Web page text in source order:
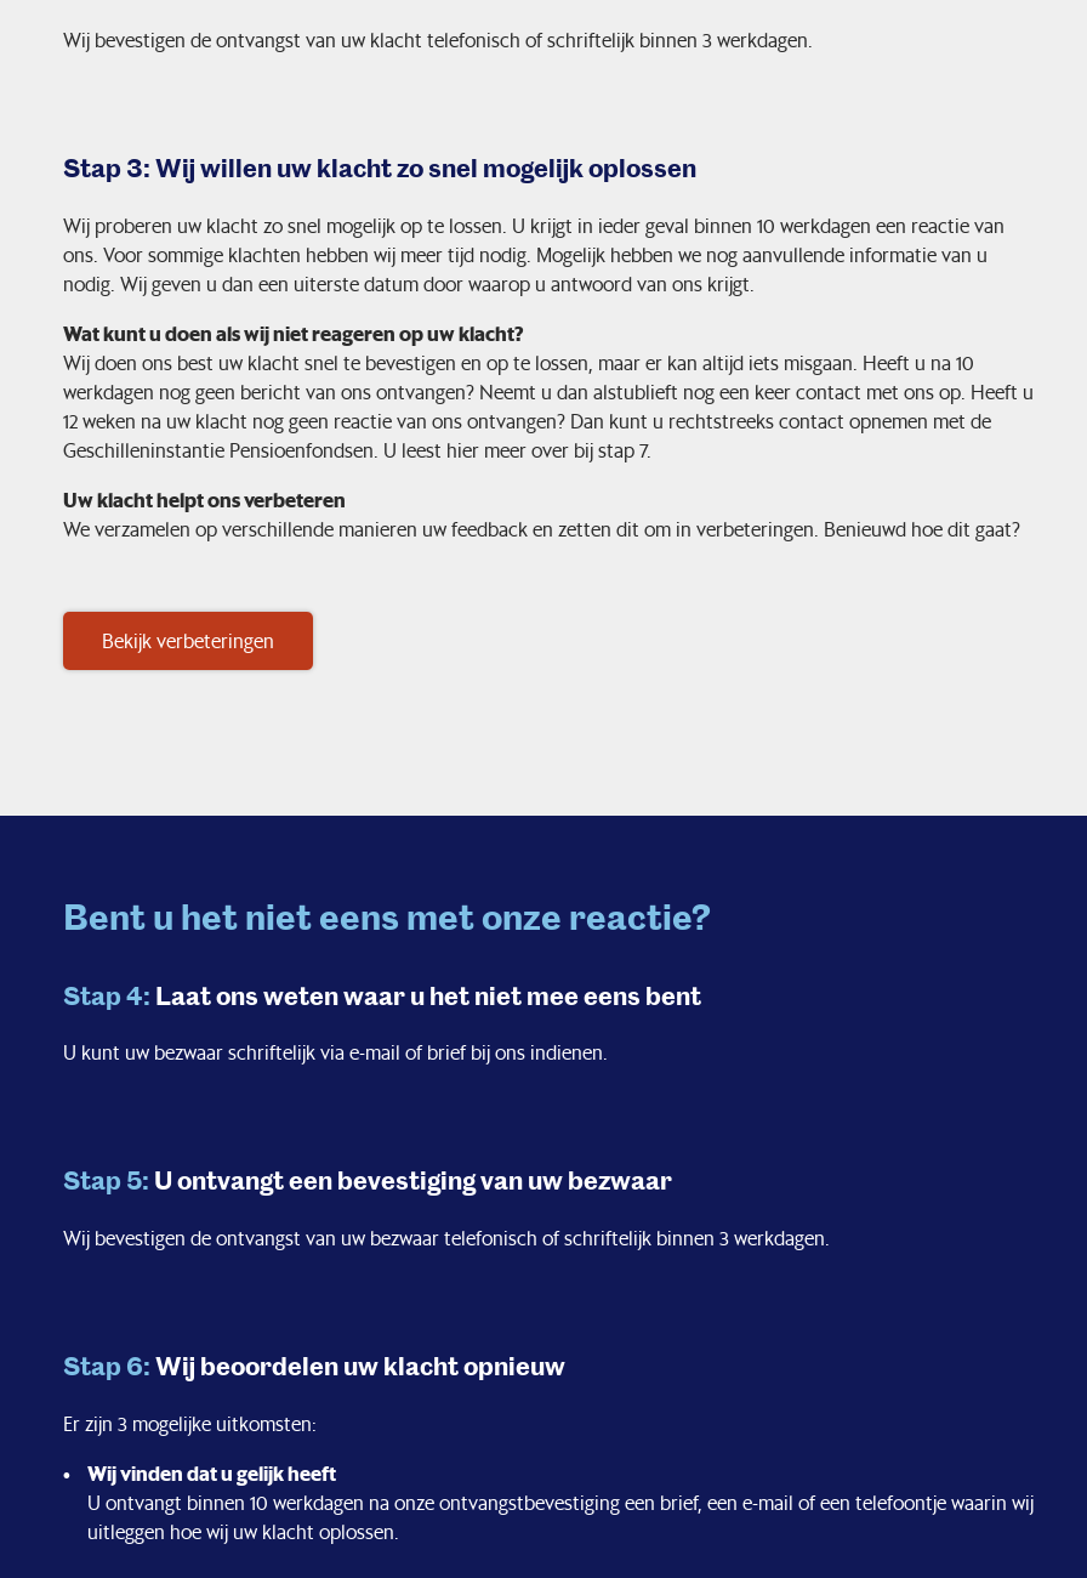
Wij bevestigen de ontvangst van uw klacht telefonisch of schriftelijk binnen 3 werkdagen.
Stap 3: Wij willen uw klacht zo snel mogelijk oplossen
Wij proberen uw klacht zo snel mogelijk op te lossen. U krijgt in ieder geval binnen 10 werkdagen een reactie van
ons. Voor sommige klachten hebben wij meer tijd nodig. Mogelijk hebben we nog aanvullende informatie van u
nodig. Wij geven u dan een uiterste datum door waarop u antwoord van ons krijgt.
Wat kunt u doen als wij niet reageren op uw klacht?
Wij doen ons best uw klacht snel te bevestigen en op te lossen, maar er kan altijd iets misgaan. Heeft u na 10
werkdagen nog geen bericht van ons ontvangen? Neemt u dan alstublieft nog een keer contact met ons op. Heeft u
12 weken na uw klacht nog geen reactie van ons ontvangen? Dan kunt u rechtstreeks contact opnemen met de
Geschilleninstantie Pensioenfondsen. U leest hier meer over bij stap 7.
Uw klacht helpt ons verbeteren
We verzamelen op verschillende manieren uw feedback en zetten dit om in verbeteringen. Benieuwd hoe dit gaat?
Bekijk verbeteringen
Bent u het niet eens met onze reactie?
Stap 4: Laat ons weten waar u het niet mee eens bent
U kunt uw bezwaar schriftelijk via e-mail of brief bij ons indienen.
Stap 5: U ontvangt een bevestiging van uw bezwaar
Wij bevestigen de ontvangst van uw bezwaar telefonisch of schriftelijk binnen 3 werkdagen.
Stap 6: Wij beoordelen uw klacht opnieuw
Er zijn 3 mogelijke uitkomsten:
Wij vinden dat u gelijk heeft
U ontvangt binnen 10 werkdagen na onze ontvangstbevestiging een brief, een e-mail of een telefoontje waarin wij
uitleggen hoe wij uw klacht oplossen.